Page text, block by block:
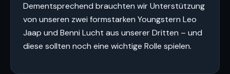
Dementsprechend brauchten wir Unterstützung
von unseren zwei formstarken Youngstern Leo
Jaap und Benni Lucht aus unserer Dritten – und
diese sollten noch eine wichtige Rolle spielen.